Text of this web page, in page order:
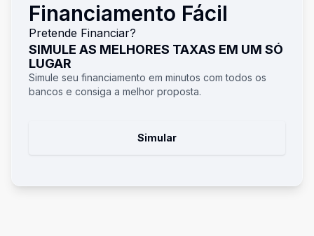
Financiamento Fácil
Pretende Financiar?
SIMULE AS MELHORES TAXAS EM UM SÓ
LUGAR
Simule seu financiamento em minutos com todos os
bancos e consiga a melhor proposta.
Simular